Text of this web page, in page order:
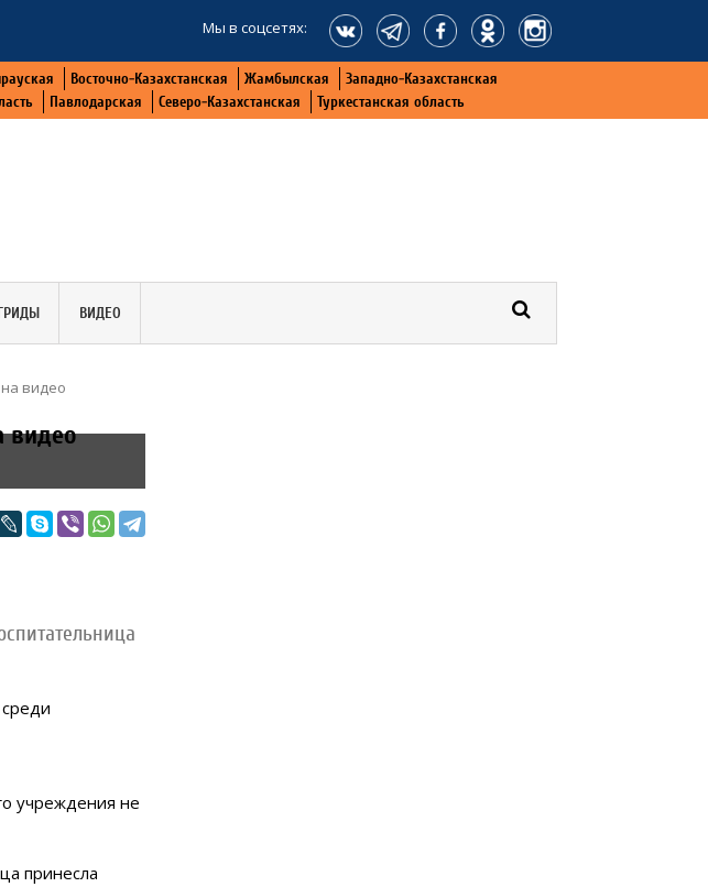
Мы в соцсетях:
Восточно-Казахстанская Жамбылская
Западно-Казахстанская
Павлодарская Северо-Казахстанская Туркестанская область
ВИДЕО
видео
видео
учреждения не
принесла